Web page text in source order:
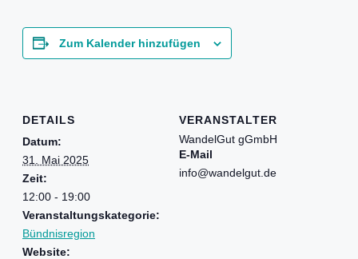
Zum Kalender hinzufügen
DETAILS
Datum:
31. Mai 2025
Zeit:
12:00 - 19:00
Veranstaltungskategorie:
Bündnisregion
Website:
VERANSTALTER
WandelGut gGmbH
E-Mail
info@wandelgut.de